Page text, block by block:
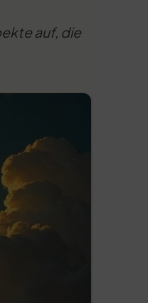
auf, die